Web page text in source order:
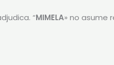
“MIMELA» no asume